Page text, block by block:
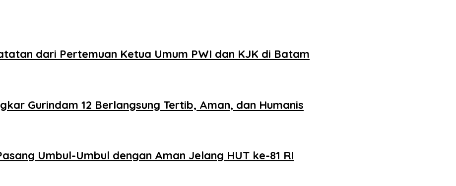
dari Pertemuan Ketua Umum PWI dan KJK di Batam
Gurindam 12 Berlangsung Tertib, Aman, dan Humanis
Umbul-Umbul dengan Aman Jelang HUT ke-81 RI